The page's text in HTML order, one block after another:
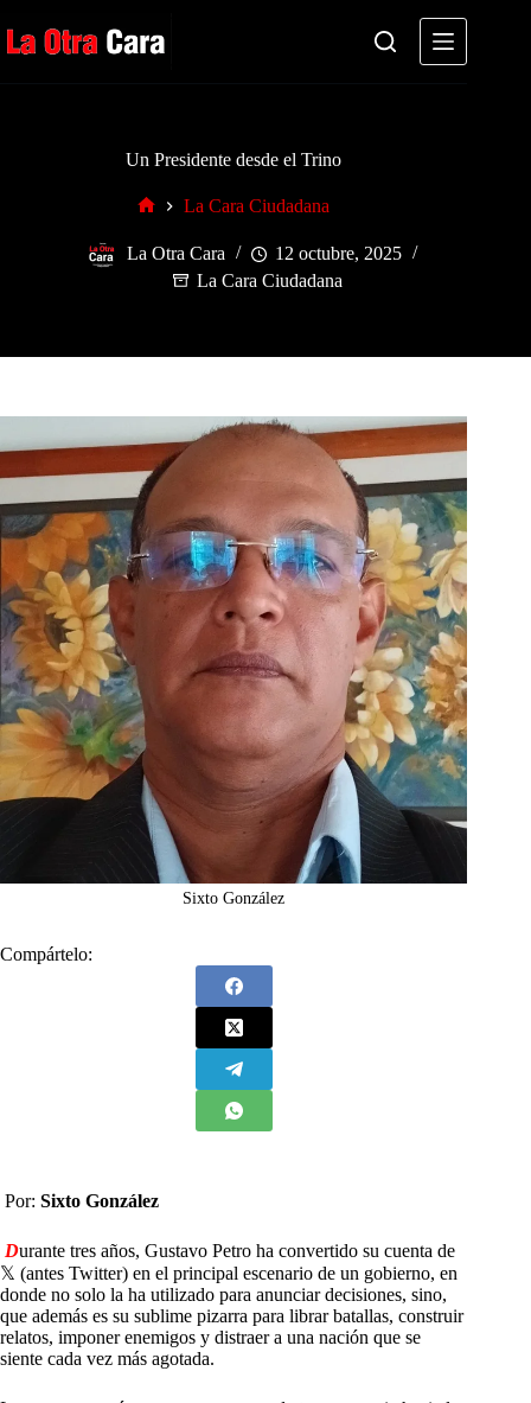
al
contenido
Un Presidente desde el Trino
La Cara Ciudadana
La Otra Cara
12 octubre, 2025
La Cara Ciudadana
Sixto González
Compártelo:
Por: Sixto González
Durante tres años, Gustavo Petro ha convertido su cuenta de
𝕏 (antes Twitter) en el principal escenario de un gobierno, en
donde no solo la ha utilizado para anunciar decisiones, sino,
que además es su sublime pizarra para librar batallas, construir
relatos, imponer enemigos y distraer a una nación que se
siente cada vez más agotada.